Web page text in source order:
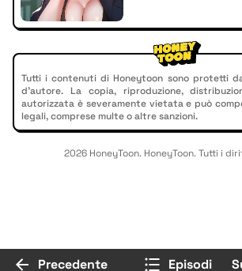
Tutti i contenuti di Honeytoon sono protetti
d'autore. La copia, riproduzione,
autorizzata è severamente vietata e può
legali, comprese multe o altre sanzioni.
2026 HoneyToon. HoneyToon. Tutti i
Precedente Episodi